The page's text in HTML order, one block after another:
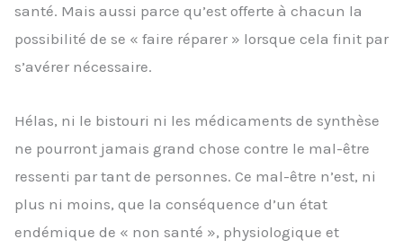
santé. Mais aussi parce qu’est offerte à chacun la
possibilité de se « faire réparer » lorsque cela finit par
s’avérer nécessaire.
Hélas, ni le bistouri ni les médicaments de synthèse
ne pourront jamais grand chose contre le mal-être
ressenti par tant de personnes. Ce mal-être n’est, ni
plus ni moins, que la conséquence d’un état
endémique de « non santé », physiologique et